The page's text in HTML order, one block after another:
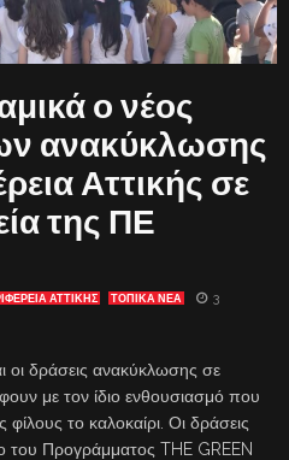
ο νέος
ανακύκλωσης
Αττικής σε
της ΠΕ
ΑΤΤΙΚΗΣ ΤΟΠΙΚΑ ΝΕΑ
3
οι δράσεις ανακύκλωσης σε
με τον ίδιο ενθουσιασμό που
το καλοκαίρι. Οι δράσεις
του Προγράμματος THE GREEN